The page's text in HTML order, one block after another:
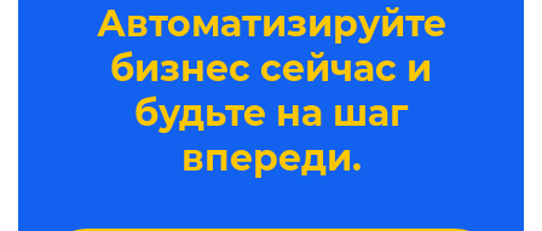
Автоматизируйте
бизнес сейчас и
будьте на шаг
впереди.